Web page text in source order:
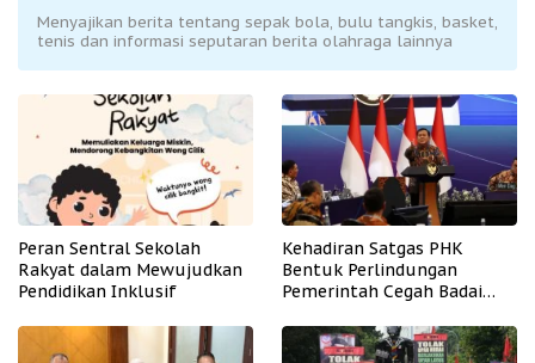
Menyajikan berita tentang sepak bola, bulu tangkis, basket,
tenis dan informasi seputaran berita olahraga lainnya
Peran Sentral Sekolah
Rakyat dalam Mewujudkan
Pendidikan Inklusif
Kehadiran Satgas PHK
Bentuk Perlindungan
Pemerintah Cegah Badai